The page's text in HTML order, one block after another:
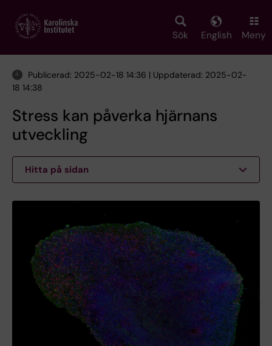
main
Sök English Meny
Publicerad: 2025-02-18 14:36 | Uppdaterad: 2025-02-
18 14:38
Stress kan påverka hjärnans
utveckling
Hitta på sidan